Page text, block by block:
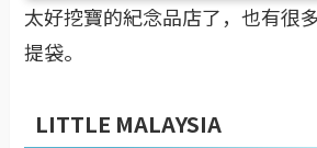
太好挖寶的紀念品店了，也有很
提袋。
LITTLE MALAYSIA